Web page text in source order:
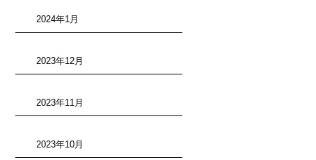
2024年1月
2023年12月
2023年11月
2023年10月